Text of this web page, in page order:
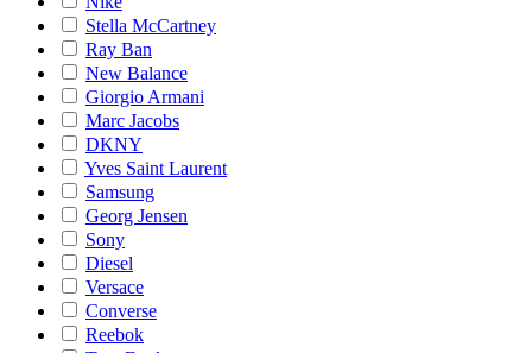
Stella McCartney
Ray Ban
New Balance
Giorgio Armani
Marc Jacobs
DKNY
Yves Saint Laurent
Samsung
Georg Jensen
Sony
Diesel
Versace
Converse
Reebok